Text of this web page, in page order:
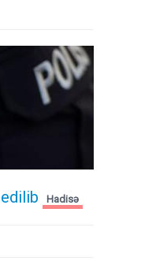
Hadisə